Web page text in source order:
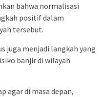
bahwa normalisasi
positif dalam
tersebut.
juga menjadi langkah yang
banjir di wilayah
agar di masa depan,